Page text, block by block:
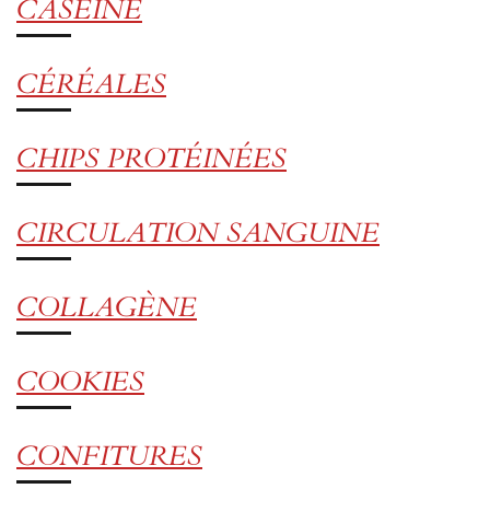
CASEINE
CÉRÉALES
CHIPS PROTÉINÉES
CIRCULATION SANGUINE
COLLAGÈNE
COOKIES
CONFITURES